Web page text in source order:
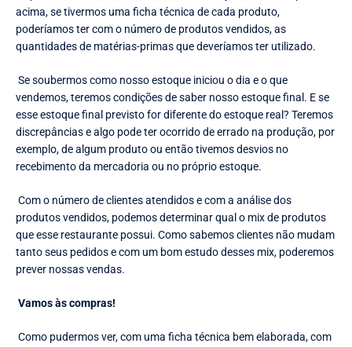
acima, se tivermos uma ficha técnica de cada produto,
poderíamos ter com o número de produtos vendidos, as
quantidades de matérias-primas que deveríamos ter utilizado.
Se soubermos como nosso estoque iniciou o dia e o que
vendemos, teremos condições de saber nosso estoque final. E se
esse estoque final previsto for diferente do estoque real? Teremos
discrepâncias e algo pode ter ocorrido de errado na produção, por
exemplo, de algum produto ou então tivemos desvios no
recebimento da mercadoria ou no próprio estoque.
Com o número de clientes atendidos e com a análise dos
produtos vendidos, podemos determinar qual o mix de produtos
que esse restaurante possui. Como sabemos clientes não mudam
tanto seus pedidos e com um bom estudo desses mix, poderemos
prever nossas vendas.
Vamos às compras!
Como pudermos ver, com uma ficha técnica bem elaborada, com